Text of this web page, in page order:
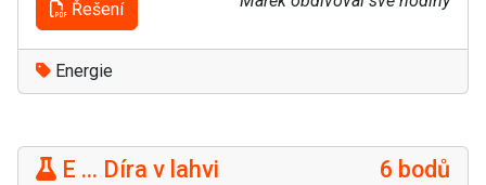
Řešení
Energie
E ... Díra v lahvi 6 bodů